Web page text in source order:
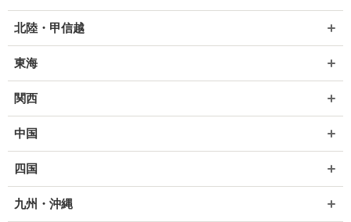
北陸・甲信越
東海
関西
中国
四国
九州・沖縄